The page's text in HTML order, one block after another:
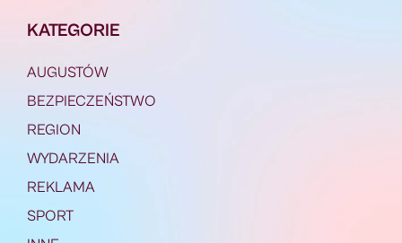
KATEGORIE
AUGUSTÓW
BEZPIECZEŃSTWO
REGION
WYDARZENIA
REKLAMA
SPORT